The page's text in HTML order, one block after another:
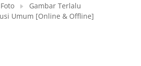
Gambar Terlalu
Umum [Online & Offline]